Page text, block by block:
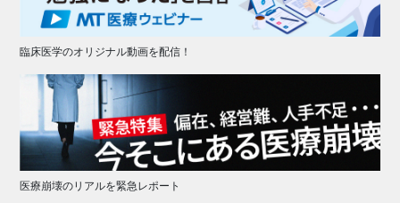
臨床医学のオリジナル動画を配信！
医療崩壊のリアルを緊急レポート